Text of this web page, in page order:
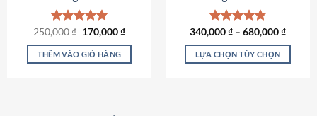
trang
sản
phẩm
Được xếp
hạng5.00
5 sao
250,000₫ Giá
là:
250,000 ₫.
170,000₫Giá
tại
THÊM VÀO GIỎ HÀNG
Được xếp
hạng4.79
5 sao
340,000₫ – 680,000₫
LỰA CHỌN TÙY CHỌN